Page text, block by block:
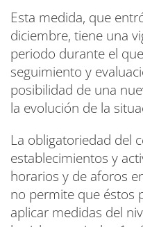
Esta medida, que
diciembre, tiene una
periodo durante el
seguimiento y
posibilidad de una
la evolución de la
La obligatoriedad del
establecimientos y
horarios y de aforos
no permite que éstos
aplicar medidas del